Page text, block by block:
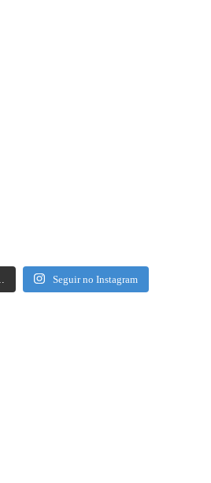
Seguir no Instagram